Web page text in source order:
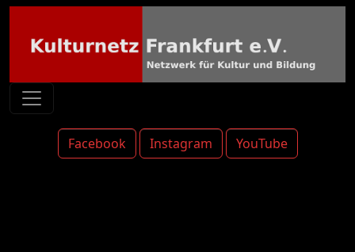
Facebook Instagram YouTube